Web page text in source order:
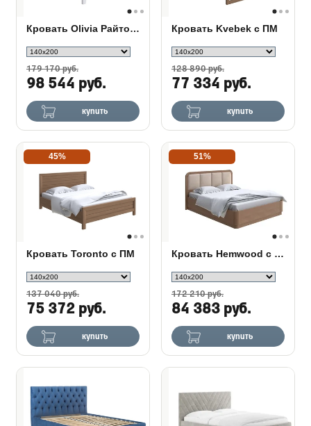
Кровать Olivia Райтон с подъемным механизмом
179 170 руб.
98 544 руб.
купить
Кровать Kvebek с ПМ
128 890 руб.
77 334 руб.
купить
45%
Кровать Toronto с ПМ
137 040 руб.
75 372 руб.
купить
51%
Кровать Hemwood с ПМ сосна
172 210 руб.
84 383 руб.
купить